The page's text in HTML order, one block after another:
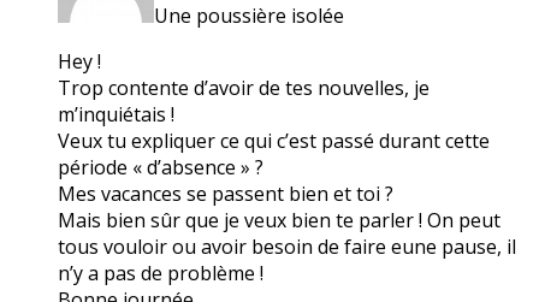
Une poussière isolée
Hey !
Trop contente d’avoir de tes nouvelles, je
m’inquiétais !
Veux tu expliquer ce qui c’est passé durant cette
période « d’absence » ?
Mes vacances se passent bien et toi ?
Mais bien sûr que je veux bien te parler ! On peut
tous vouloir ou avoir besoin de faire eune pause, il
n’y a pas de problème !